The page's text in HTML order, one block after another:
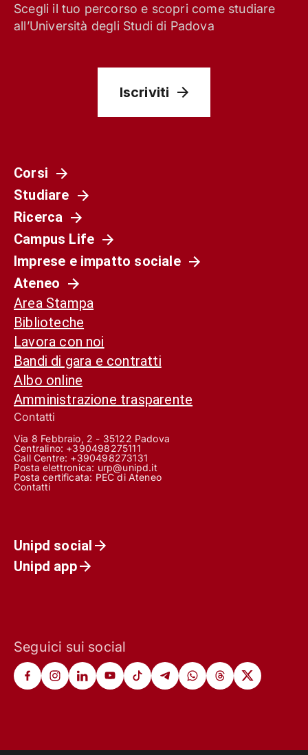
Scegli il tuo percorso e scopri come studiare
all’Università degli Studi di Padova
Iscriviti
Corsi
Studiare
Ricerca
Campus Life
Imprese e impatto sociale
Ateneo
Area Stampa
Biblioteche
Lavora con noi
Bandi di gara e contratti
Albo online
Amministrazione trasparente
Contatti
Via 8 Febbraio, 2 - 35122 Padova
Centralino: +390498275111
Call Centre: +390498273131
Posta elettronica: urp@unipd.it
Posta certificata: PEC di Ateneo
Contatti
Unipd social
Unipd app
Seguici sui social